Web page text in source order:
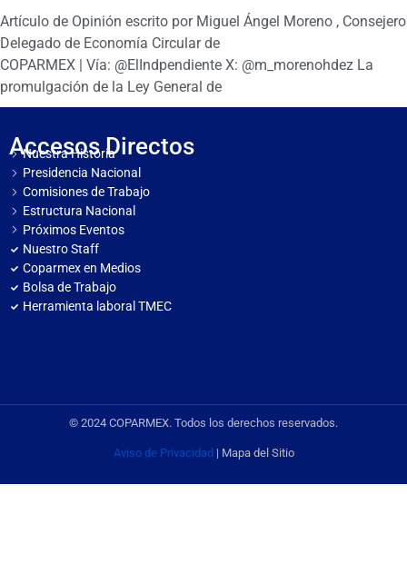
Artículo de Opinión escrito por Miguel Ángel Moreno , Consejero
Delegado de Economía Circular de
COPARMEX | Vía: @ElIndpendiente X: @m_morenohdez La
promulgación de la Ley General de
Accesos Directos
Nuestra Historia
Presidencia Nacional
Comisiones de Trabajo
Estructura Nacional
Próximos Eventos
Nuestro Staff
Coparmex en Medios
Bolsa de Trabajo
Herramienta laboral TMEC
© 2024 COPARMEX. Todos los derechos reservados.
Aviso de Privacidad | Mapa del Sitio